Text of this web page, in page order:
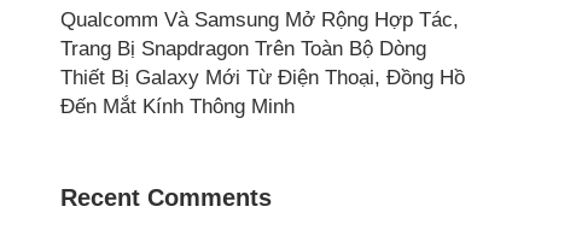
Qualcomm Và Samsung Mở Rộng Hợp Tác,
Trang Bị Snapdragon Trên Toàn Bộ Dòng
Thiết Bị Galaxy Mới Từ Điện Thoại, Đồng Hồ
Đến Mắt Kính Thông Minh
Recent Comments